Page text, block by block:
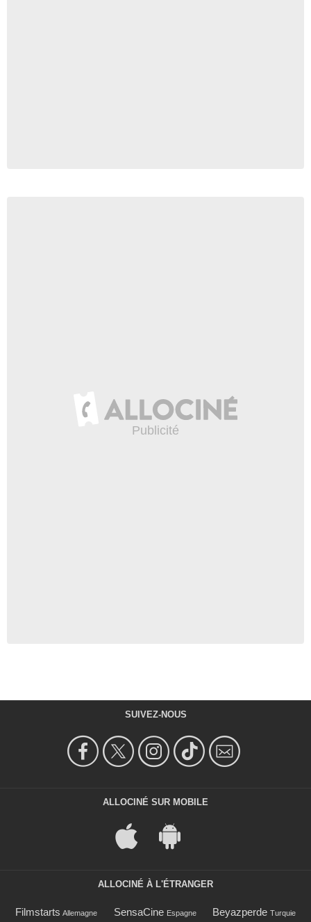
SUIVEZ-NOUS
ALLOCINÉ SUR MOBILE
ALLOCINÉ À L'ÉTRANGER
Filmstarts Allemagne SensaCine Espagne Beyazperde Turquie